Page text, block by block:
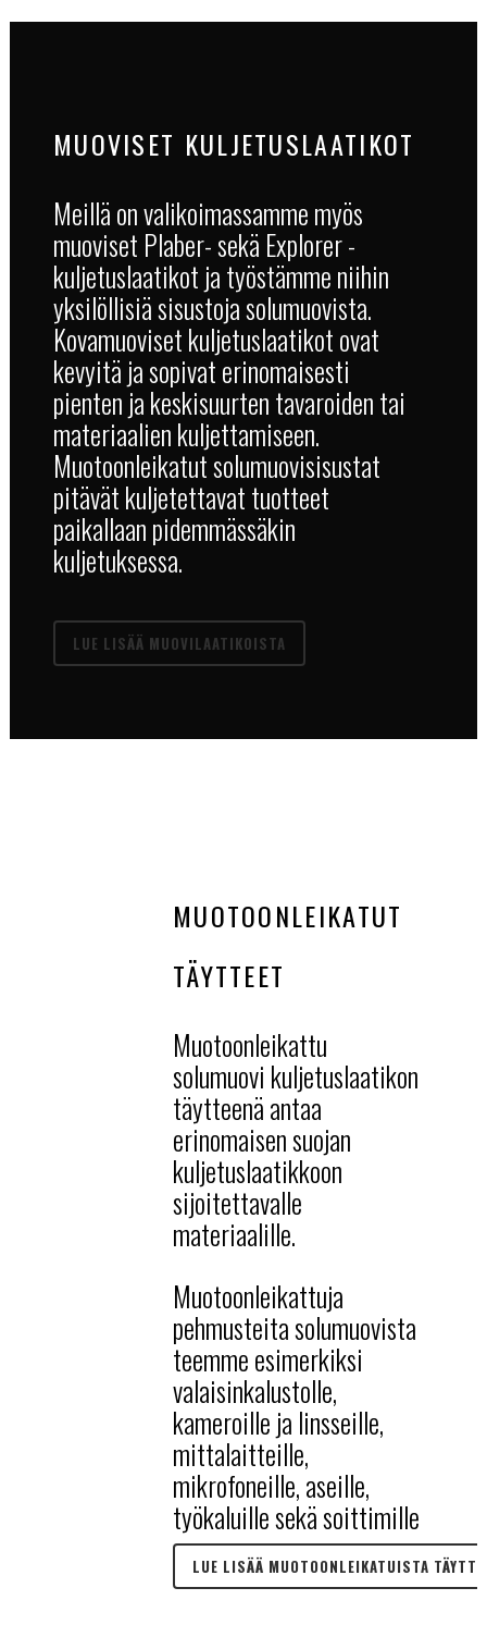
MUOVISET KULJETUSLAATIKOT
Meillä on valikoimassamme myös
muoviset Plaber- sekä Explorer -
kuljetuslaatikot ja työstämme niihin
yksilöllisiä sisustoja solumuovista.
Kovamuoviset kuljetuslaatikot ovat
kevyitä ja sopivat erinomaisesti
pienten ja keskisuurten tavaroiden tai
materiaalien kuljettamiseen.
Muotoonleikatut solumuovisisustat
pitävät kuljetettavat tuotteet
paikallaan pidemmässäkin
kuljetuksessa.
LUE LISÄÄ MUOVILAATIKOISTA
MUOTOONLEIKATUT
TÄYTTEET
Muotoonleikattu
solumuovi kuljetuslaatikon
täytteenä antaa
erinomaisen suojan
kuljetuslaatikkoon
sijoitettavalle
materiaalille.
Muotoonleikattuja
pehmusteita solumuovista
teemme esimerkiksi
valaisinkalustolle,
kameroille ja linsseille,
mittalaitteille,
mikrofoneille, aseille,
työkaluille sekä soittimille
LUE LISÄÄ MUOTOONLEIKATUISTA